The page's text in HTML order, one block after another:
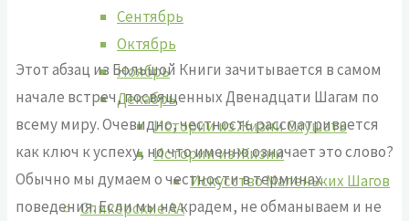
Сентябрь
Октябрь
Ноябрь
Декабрь
Истории из Жизни Слушать
Истории из Жизни
Искусство Маленьких Шагов
Спикерские АА
Этот абзац из Большой Книги зачитывается в самом
начале встреч, посвященных Двенадцати Шагам по
всему миру. Очевидно, честность рассматривается
как ключ к успеху, но что именно означает это слово?
Обычно мы думаем о честности в терминах
поведения. Если мы не крадем, не обманываем и не